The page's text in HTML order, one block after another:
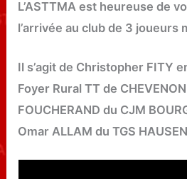
L’ASTTMA est heureuse de
l’arrivée au club de 3 joueurs
Il s’agit de Christopher FITY
Foyer Rural TT de
FOUCHERAND du CJM
Omar ALLAM du TGS